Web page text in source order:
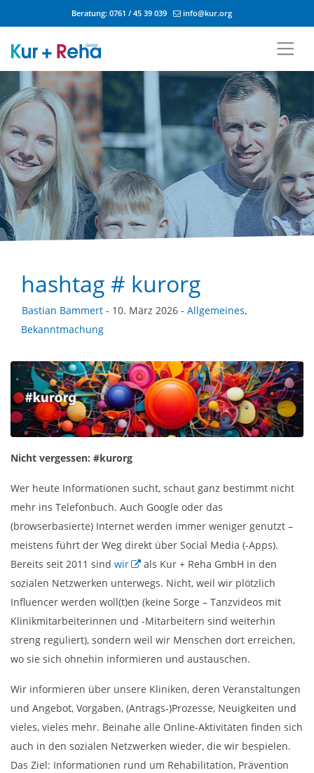
Beratung: 0761 / 45 39 039 info@kur.org
hashtag # kurorg
Bastian Bammert - 10. März 2026 - Allgemeines,
Bekanntmachung
Nicht vergessen: #kurorg
Wer heute Informationen sucht, schaut ganz bestimmt nicht
mehr ins Telefonbuch. Auch Google oder das
(browserbasierte) Internet werden immer weniger genutzt –
meistens führt der Weg direkt über Social Media (-Apps).
Bereits seit 2011 sind wir
als Kur + Reha GmbH in den
sozialen Netzwerken unterwegs. Nicht, weil wir plötzlich
Influencer werden woll(t)en (keine Sorge – Tanzvideos mit
Klinikmitarbeiterinnen und -Mitarbeitern sind weiterhin
streng reguliert), sondern weil wir Menschen dort erreichen,
wo sie sich ohnehin informieren und austauschen.
Wir informieren über unsere Kliniken, deren Veranstaltungen
und Angebot, Vorgaben, (Antrags-)Prozesse, Neuigkeiten und
vieles, vieles mehr. Beinahe alle Online-Aktivitäten finden sich
auch in den sozialen Netzwerken wieder, die wir bespielen.
Das Ziel: Informationen rund um Rehabilitation, Prävention